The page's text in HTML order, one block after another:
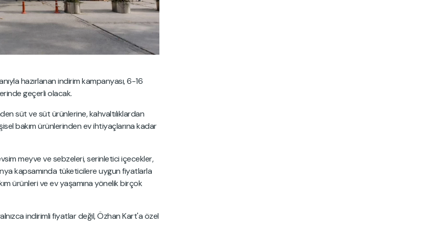
hazırlanan indirim kampanyası, 6-16
geçerli olacak.
süt ve süt ürünlerine, kahvaltılıklardan
bakım ürünlerinden ev ihtiyaçlarına kadar
meyve ve sebzeleri, serinletici içecekler,
kapsamında tüketicilere uygun fiyatlarla
ürünleri ve ev yaşamına yönelik birçok
indirimli fiyatlar değil, Özhan Kart'a özel